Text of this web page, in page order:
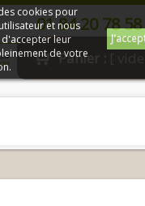
01 84 20 78 58
Panier :
cookies pour
et nous
leur
de votre